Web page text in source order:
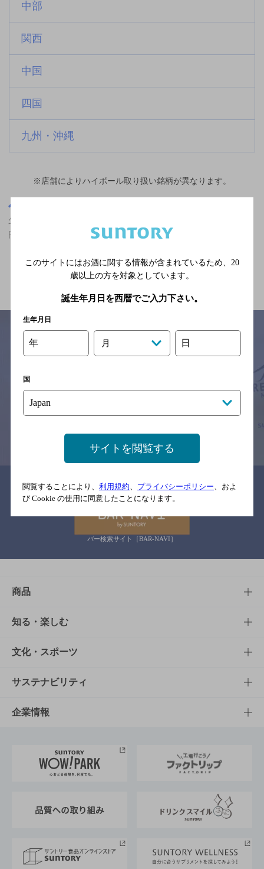
中部
関西
中国
四国
九州・沖縄
※店舗によりハイボール取り扱い銘柄が異なります。
少路駅(大阪府)周辺500m,居酒屋,食べ放題あり,5,000円以上～7,000
円未満の神泡達人店
関連ページ
※それぞれのお店のメニューや営業時間などの掲載情報については、
予告なしに変更されることがありますので、
念のためお店にご確認の上ご来店くださいますようお願い申し上げま
情報提供：ぐるなび
関連リンク
バー検索サイト［BAR-NAVI］
商品
商品TOP
商品一覧
商品発売情報
栄養成分一覧
知る・楽しむ
知る・楽しむTOP
キャンペーン
工場見学
地域情報
文化・スポーツ
文化・スポーツTOP
サントリーホール
サントリーサンバーズ大阪
サステナビリティ
サステナビリティTOP
サントリーが考えるサステナビリティ経営
企業情報
企業概要
採用情報
このサイトにはお酒に関する情報が含まれているため、 20
歳以上の方を対象としています。
誕生年月日を西暦でご入力下さい。
生年月日
年 月 日
国
サイトを閲覧する
閲覧することにより、 利用規約、 プライバシーポリシー、およ
び Cookie の使用に同意したことになります。